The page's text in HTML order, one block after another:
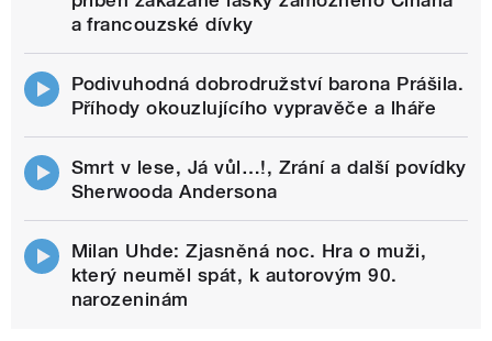
a francouzské dívky
Podivuhodná dobrodružství barona Prášila.
Příhody okouzlujícího vypravěče a lháře
Smrt v lese, Já vůl…!, Zrání a další povídky
Sherwooda Andersona
Milan Uhde: Zjasněná noc. Hra o muži,
který neuměl spát, k autorovým 90.
narozeninám